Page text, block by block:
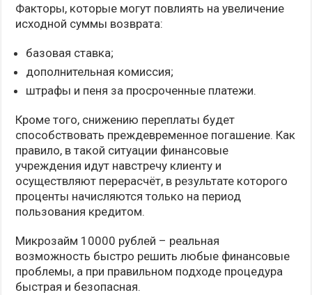
Факторы, которые могут повлиять на увеличение
исходной суммы возврата:
базовая ставка;
дополнительная комиссия;
штрафы и пеня за просроченные платежи.
Кроме того, снижению переплаты будет
способствовать преждевременное погашение. Как
правило, в такой ситуации финансовые
учреждения идут навстречу клиенту и
осуществляют перерасчёт, в результате которого
проценты начисляются только на период
пользования кредитом.
Микрозайм 10000 рублей – реальная
возможность быстро решить любые финансовые
проблемы, а при правильном подходе процедура
быстрая и безопасная.